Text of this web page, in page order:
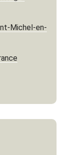
Michel-en-